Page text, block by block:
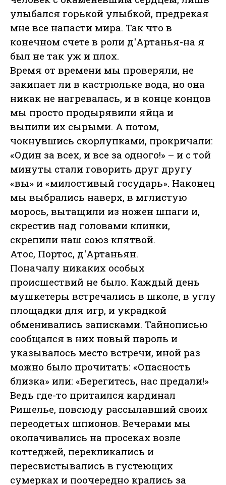
улыбался горькой улыбкой, предрекая
мне все напасти мира. Так что в
конечном счете в роли д'Артанья-на я
был не так уж и плох.
Время от времени мы проверяли, не
закипает ли в кастрюльке вода, но она
никак не нагревалась, и в конце концов
мы просто продырявили яйца и
выпили их сырыми. А потом,
чокнувшись скорлупками, прокричали:
«Один за всех, и все за одного!» – и с той
минуты стали говорить друг другу
«вы» и «милостивый государь». Наконец
мы выбрались наверх, в мглистую
морось, вытащили из ножен шпаги и,
скрестив над головами клинки,
скрепили наш союз клятвой.
Атос, Портос, д'Артаньян.
Поначалу никаких особых
происшествий не было. Каждый день
мушкетеры встречались в школе, в углу
площадки для игр, и украдкой
обменивались записками. Тайнописью
сообщался в них новый пароль и
указывалось место встречи, иной раз
можно было прочитать: «Опасность
близка» или: «Берегитесь, нас предали!»
Ведь где-то притаился кардинал
Ришелье, повсюду рассылавший своих
переодетых шпионов. Вечерами мы
околачивались на просеках возле
коттеджей, перекликались и
пересвистывались в густеющих
сумерках и поочередно крались за